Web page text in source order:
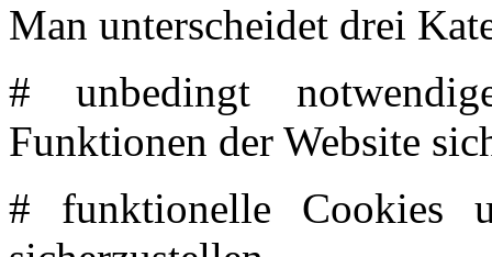
Man unterscheidet drei
# unbedingt
Funktionen der Website
# funktionelle Cookies